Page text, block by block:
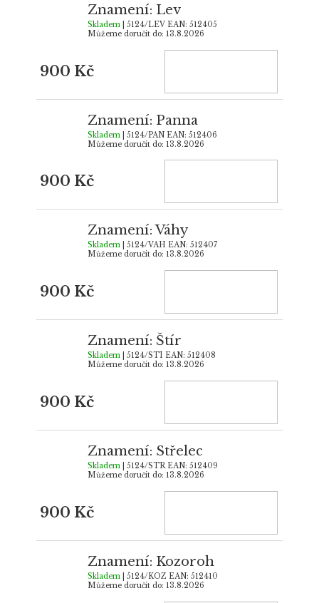
Znamení: Lev
Skladem | 5124/LEVEAN: 512405
Můžeme doručit do: 13.8.2026
900 Kč
Znamení: Panna
Skladem | 5124/PAN EAN: 512406
Můžeme doručit do: 13.8.2026
900 Kč
Znamení: Váhy
Skladem | 5124/VAHEAN: 512407
Můžeme doručit do: 13.8.2026
900 Kč
Znamení: Štír
Skladem | 5124/STIEAN: 512408
Můžeme doručit do: 13.8.2026
900 Kč
Znamení: Střelec
Skladem | 5124/STREAN: 512409
Můžeme doručit do: 13.8.2026
900 Kč
Znamení: Kozoroh
Skladem | 5124/KOZEAN: 512410
Můžeme doručit do: 13.8.2026